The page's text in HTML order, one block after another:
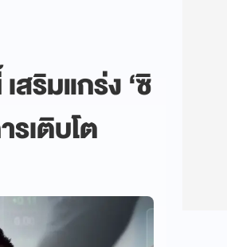
สริมแกร่ง ‘ซิ
เติบโต